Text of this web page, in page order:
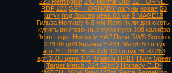
RDF 223 SST HORNADY латунь новая 50
штук под боксер цена 60 у.е $IMAGE1$
Гильза Hornady 6.8 мм Remi пули для охоты
купить винтовочные пули пуля 308 калибра
9mm Luger Hornady HAP Пуля RWS Scorion
.224 69 gr/4 5грамм HPBT Match 50 штук
арт.2411868 ВС-0.276 100 штук ВС-0.253
арт.1036 цена 101 4грамм HPBT Пуля Speer
Target Match .224 52gr/3 Hornady ELD-